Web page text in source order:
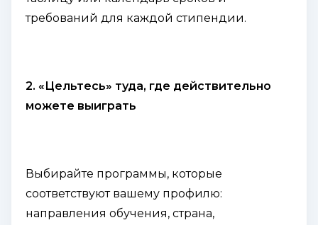
требований для каждой стипендии.
2. «Цельтесь» туда, где действительно
можете выиграть
Выбирайте программы, которые
соответствуют вашему профилю:
направления обучения, страна,